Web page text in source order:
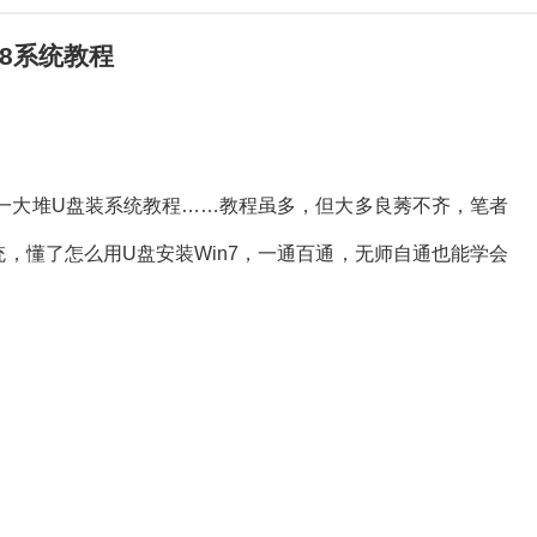
系统教程
大堆U盘装系统教程……教程虽多，但大多良莠不齐，笔者
懂了怎么用U盘安装Win7，一通百通，无师自通也能学会